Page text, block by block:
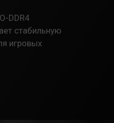
DDR4
стабильную
игровых